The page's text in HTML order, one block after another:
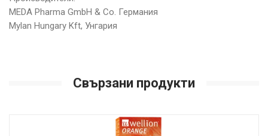
MEDA Pharma GmbH & Co. Германия
Mylan Hungary Kft, Унгария
Свързани продукти